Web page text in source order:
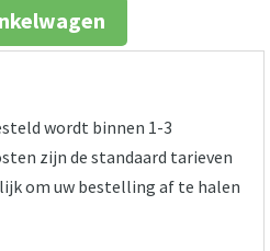
wordt binnen 1-3
zijn de standaard tarieven
om uw bestelling af te halen